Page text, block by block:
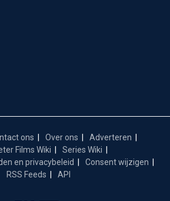
ons Over ons
Adverteren
Films Wiki
Series Wiki
en privacybeleid
Consent wijzigen
RSS Feeds
API